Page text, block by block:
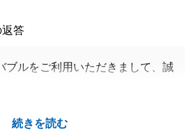
続きを読む
返答
ブルをご利用いただきまして、誠
変嬉しく思っております。